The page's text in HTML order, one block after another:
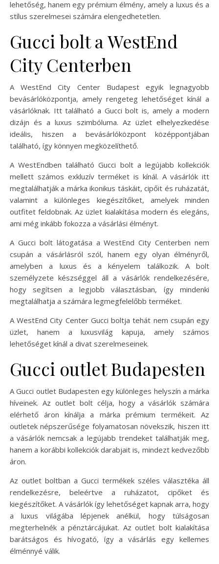
lehetőség, hanem egy prémium élmény, amely a luxus és a
stílus szerelmesei számára elengedhetetlen.
Gucci bolt a WestEnd
City Centerben
A WestEnd City Center Budapest egyik legnagyobb
bevásárlóközpontja, amely rengeteg lehetőséget kínál a
vásárlóknak. Itt található a Gucci bolt is, amely a modern
dizájn és a luxus szimbóluma. Az üzlet elhelyezkedése
ideális, hiszen a bevásárlóközpont középpontjában
található, így könnyen megközelíthető.
A WestEndben található Gucci bolt a legújabb kollekciók
mellett számos exkluzív terméket is kínál. A vásárlók itt
megtalálhatják a márka ikonikus táskáit, cipőit és ruházatát,
valamint a különleges kiegészítőket, amelyek minden
outfitet feldobnak. Az üzlet kialakítása modern és elegáns,
ami még inkább fokozza a vásárlási élményt.
A Gucci bolt látogatása a WestEnd City Centerben nem
csupán a vásárlásról szól, hanem egy olyan élményről,
amelyben a luxus és a kényelem találkozik. A bolt
személyzete készséggel áll a vásárlók rendelkezésére,
hogy segítsen a legjobb választásban, így mindenki
megtalálhatja a számára legmegfelelőbb terméket.
A WestEnd City Center Gucci boltja tehát nem csupán egy
üzlet, hanem a luxusvilág kapuja, amely számos
lehetőséget kínál a divat szerelmeseinek.
Gucci outlet Budapesten
A Gucci outlet Budapesten egy különleges helyszín a márka
híveinek. Az outlet bolt célja, hogy a vásárlók számára
elérhető áron kínálja a márka prémium termékeit. Az
outletek népszerűsége folyamatosan növekszik, hiszen itt
a vásárlók nemcsak a legújabb trendeket találhatják meg,
hanem a korábbi kollekciók darabjait is, mindezt kedvezőbb
áron.
Az outlet boltban a Gucci termékek széles választéka áll
rendelkezésre, beleértve a ruházatot, cipőket és
kiegészítőket. A vásárlók így lehetőséget kapnak arra, hogy
a luxus világába lépjenek anélkül, hogy túlságosan
megterhelnék a pénztárcájukat. Az outlet bolt kialakítása
barátságos és hívogató, így a vásárlás egy kellemes
élménnyé válik.